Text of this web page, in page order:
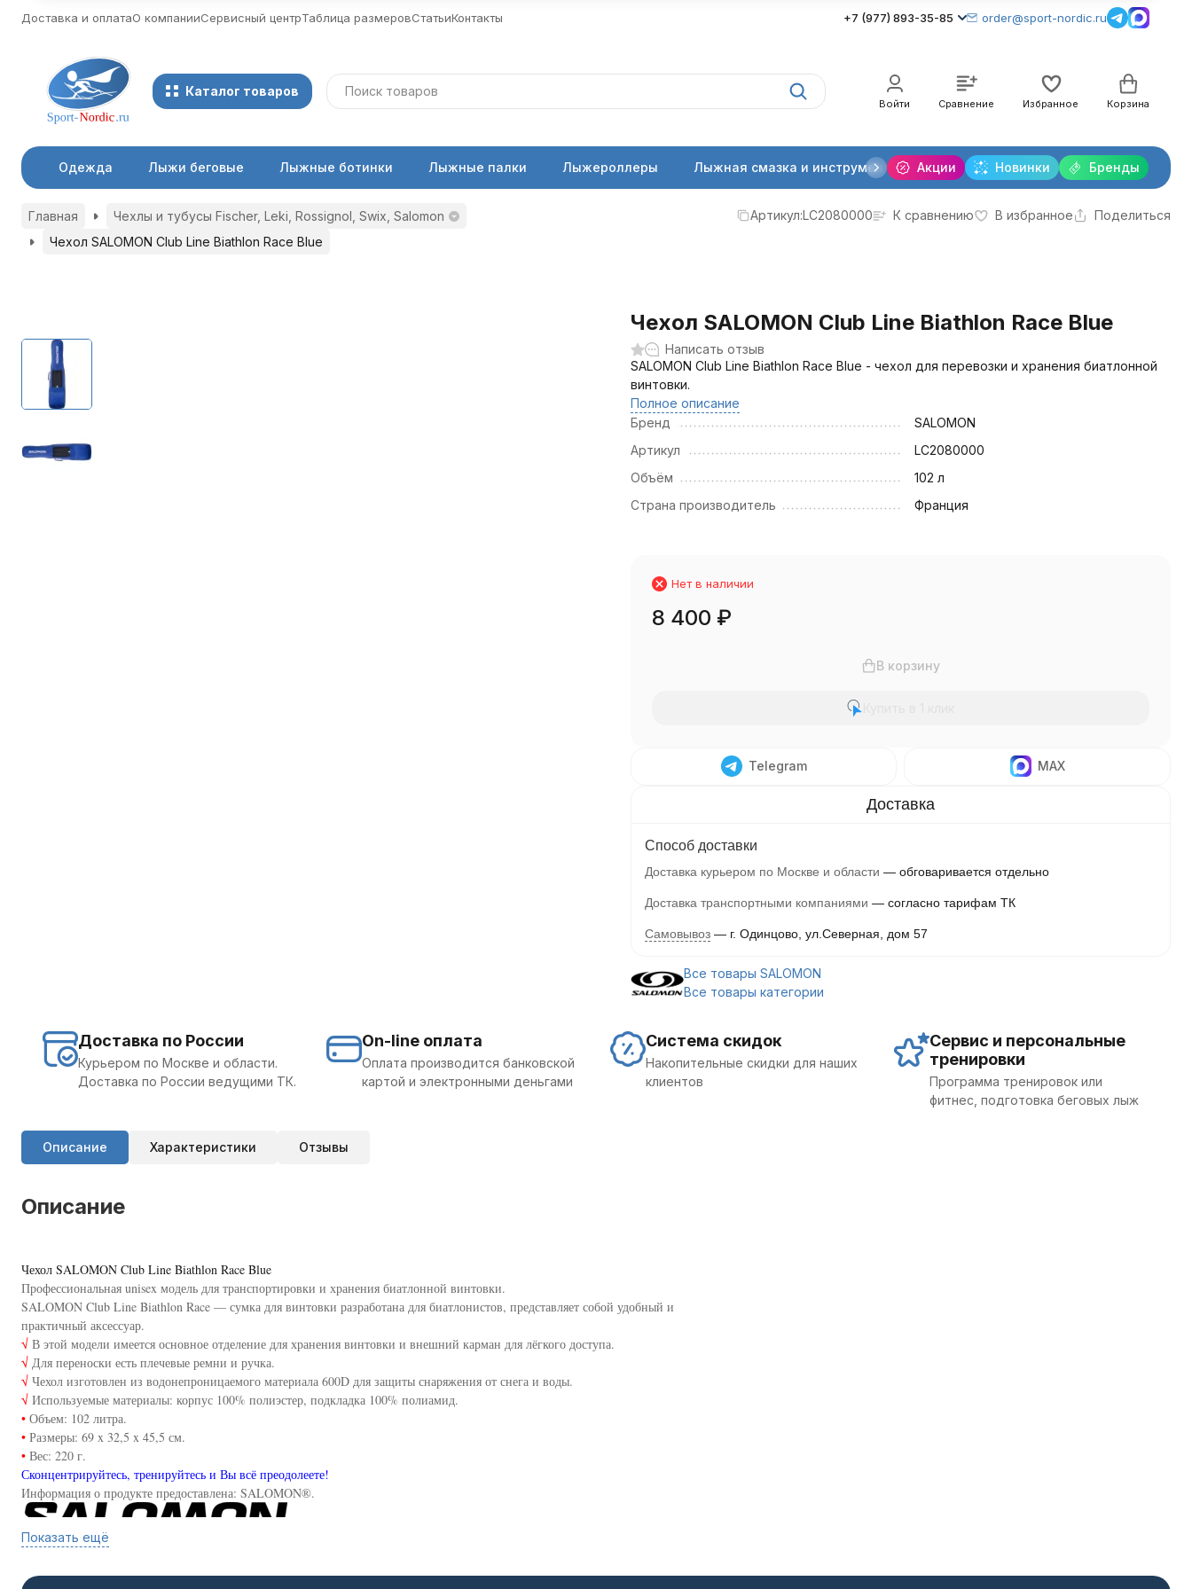
Доставка и оплатаО компанииСервисный центрТаблица размеровСтатьиКонтакты +7 (977) 893-35-85 order@sport-nordic.ru
Каталог товаров
Войти Сравнение Избранное Корзина
Акции Новинки Бренды
Одежда Лыжи беговые Лыжные ботинки Лыжные палки Лыжероллеры Лыжная смазка и инструменты Крепления лыжные Очки и линзы
Главная
Чехлы и тубусы Fischer, Leki, Rossignol, Swix, Salomon
Чехол SALOMON Club Line Biathlon Race Blue
Артикул:LC2080000 К сравнению В избранное Поделиться
Чехол SALOMON Club Line Biathlon Race Blue
Написать отзыв
SALOMON Club Line Biathlon Race Blue - чехол для перевозки и хранения биатлонной
винтовки.
Полное описание
Бренд
SALOMON
Артикул
LC2080000
Объём
102 л
Страна производитель
Франция
Нет в наличии
8 400 ₽
В корзину
Telegram MAX
Способ доставки
Доставка курьером по Москве и области обговаривается отдельно
Доставка транспортными компаниями согласно тарифам ТК
Самовывоз г. Одинцово, ул.Северная, дом 57
Все товары SALOMON
Все товары категории
Доставка по России
Курьером по Москве и области.
Доставка по России ведущими ТК.
On-line оплата
Оплата производится банковской
картой и электронными деньгами
Система скидок
Накопительные скидки для наших
клиентов
Сервис и персональные
тренировки
Программа тренировок или
фитнес, подготовка беговых лыж
Описание Характеристики Отзывы
Описание
Чехол SALOMON Club Line Biathlon Race Blue
Профессиональная unisex модель для транспортировки и хранения биатлонной винтовки.
SALOMON Club Line Biathlon Race — сумка для винтовки разработана для биатлонистов, представляет собой удобный и
практичный аксессуар.
√ В этой модели имеется основное отделение для хранения винтовки и внешний карман для лёгкого доступа.
√ Для переноски есть плечевые ремни и ручка.
√ Чехол изготовлен из водонепроницаемого материала 600D для защиты снаряжения от снега и воды.
√ Используемые материалы: корпус 100% полиэстер, подкладка 100% полиамид.
• Объем: 102 литра.
• Размеры: 69 x 32,5 x 45,5 см.
• Вес: 220 г.
Сконцентрируйтесь, тренируйтесь и Вы всё преодолеете!
Информация о продукте предоставлена: SALOMON®.
Показать ещё